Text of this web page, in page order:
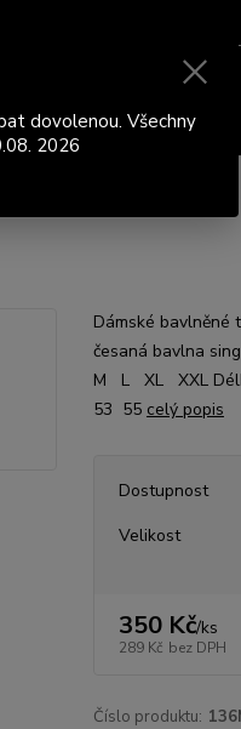
Dámské bavlněné
česaná
M L XL XXL
53 55 celý popis
Dostupnost
Velikost
350 Kč/ks
289 Kč bez DPH
Číslo produktu:
dovolenou. Všechny
2026